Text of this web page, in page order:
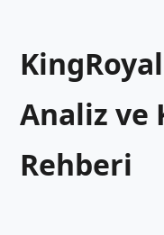
Analiz ve
Rehberi